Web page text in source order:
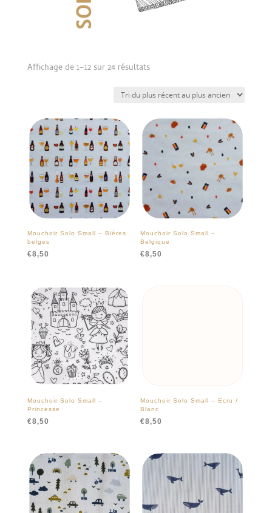
Affichage de 1–12 sur 24 résultatsTrié
récent
plus
ancien
Mouchoir Solo Small – Bières
belges
€8,50
Mouchoir Solo Small –
Belgique
€8,50
Mouchoir Solo Small –
Princesse
€8,50
Mouchoir Solo Small – Ecru /
Blanc
€8,50